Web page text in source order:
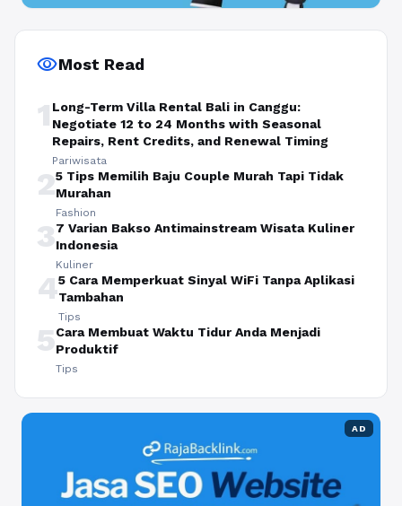
visibilityMost Read
1 Long-Term Villa Rental Bali in Canggu:
Negotiate 12 to 24 Months with Seasonal
Repairs, Rent Credits, and Renewal Timing
Pariwisata
25 Tips Memilih Baju Couple Murah Tapi Tidak
Murahan
Fashion
37 Varian Bakso Antimainstream Wisata Kuliner
Indonesia
Kuliner
45 Cara Memperkuat Sinyal WiFi Tanpa Aplikasi
Tambahan
Tips
5Cara Membuat Waktu Tidur Anda Menjadi
Produktif
Tips
AD